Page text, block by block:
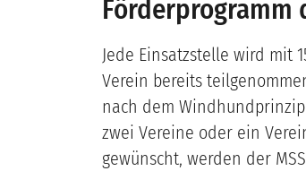
Förderprogramm
Jede Einsatzstelle wird mit
Verein bereits
nach dem
zwei Vereine oder ein
gewünscht, werden der